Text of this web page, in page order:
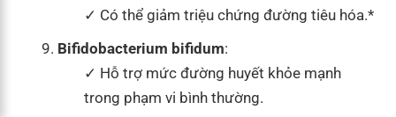
Có thể giảm triệu chứng đường tiêu hóa.*
Bifidobacterium bifidum:
Hỗ trợ mức đường huyết khỏe mạnh
trong phạm vi bình thường.